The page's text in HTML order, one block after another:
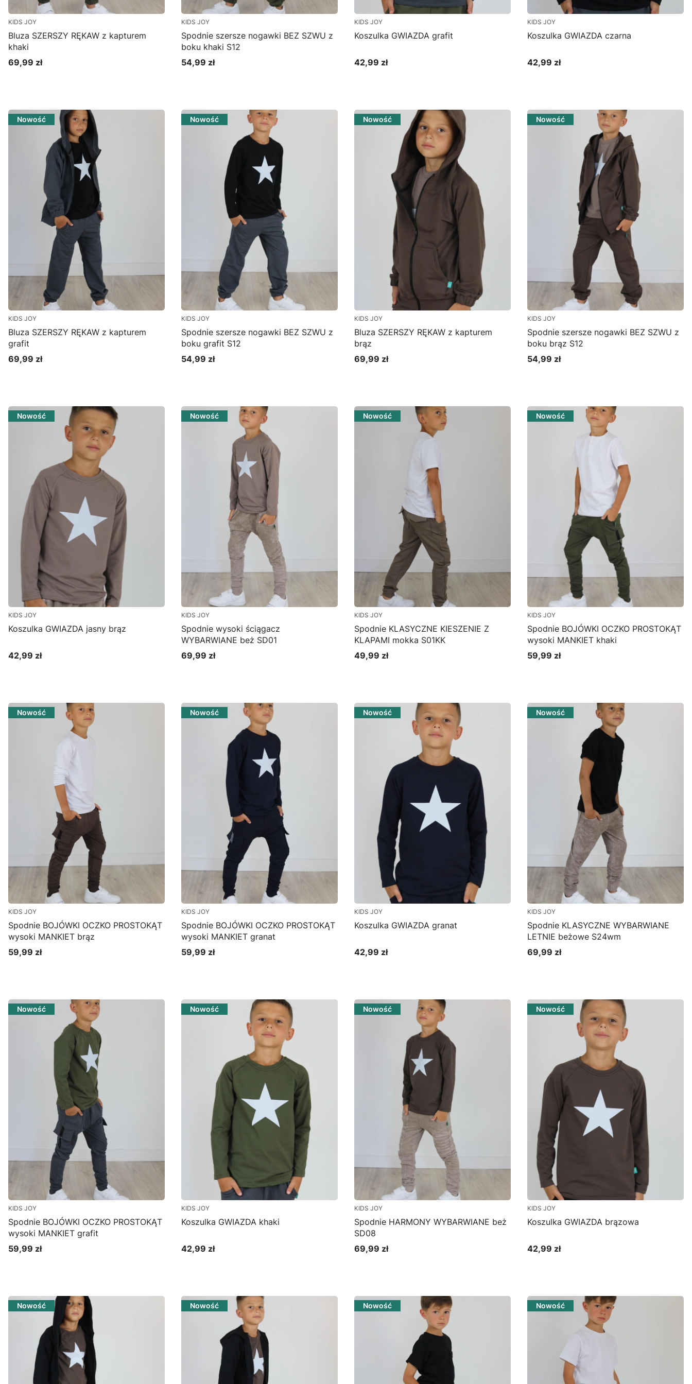
KIDS JOY
Bluza SZERSZY RĘKAW z kapturem
khaki
Cena
69,99 zł
KIDS JOY
Spodnie szersze nogawki BEZ SZWU z
boku khaki S12
Cena
54,99 zł
KIDS JOY
Koszulka GWIAZDA grafit
Cena
42,99 zł
KIDS JOY
Koszulka GWIAZDA czarna
Cena
42,99 zł
Nowość
KIDS JOY
Bluza SZERSZY RĘKAW z kapturem
grafit
Cena
69,99 zł
Nowość
KIDS JOY
Spodnie szersze nogawki BEZ SZWU z
boku grafit S12
Cena
54,99 zł
Nowość
KIDS JOY
Bluza SZERSZY RĘKAW z kapturem
brąz
Cena
69,99 zł
Nowość
KIDS JOY
Spodnie szersze nogawki BEZ SZWU z
boku brąz S12
Cena
54,99 zł
Nowość
KIDS JOY
Koszulka GWIAZDA jasny brąz
Cena
42,99 zł
Nowość
KIDS JOY
Spodnie wysoki ściągacz
WYBARWIANE beż SD01
Cena
69,99 zł
Nowość
KIDS JOY
Spodnie KLASYCZNE KIESZENIE Z
KLAPAMI mokka S01KK
Cena
49,99 zł
Nowość
KIDS JOY
Spodnie BOJÓWKI OCZKO PROSTOKĄT
wysoki MANKIET khaki
Cena
59,99 zł
Nowość
KIDS JOY
Spodnie BOJÓWKI OCZKO PROSTOKĄT
wysoki MANKIET brąz
Cena
59,99 zł
Nowość
KIDS JOY
Spodnie BOJÓWKI OCZKO PROSTOKĄT
wysoki MANKIET granat
Cena
59,99 zł
Nowość
KIDS JOY
Koszulka GWIAZDA granat
Cena
42,99 zł
Nowość
KIDS JOY
Spodnie KLASYCZNE WYBARWIANE
LETNIE beżowe S24wm
Cena
69,99 zł
Nowość
KIDS JOY
Spodnie BOJÓWKI OCZKO PROSTOKĄT
wysoki MANKIET grafit
Cena
59,99 zł
Nowość
KIDS JOY
Koszulka GWIAZDA khaki
Cena
42,99 zł
Nowość
KIDS JOY
Spodnie HARMONY WYBARWIANE beż
SD08
Cena
69,99 zł
Nowość
KIDS JOY
Koszulka GWIAZDA brązowa
Cena
42,99 zł
Nowość Nowość Nowość Nowość